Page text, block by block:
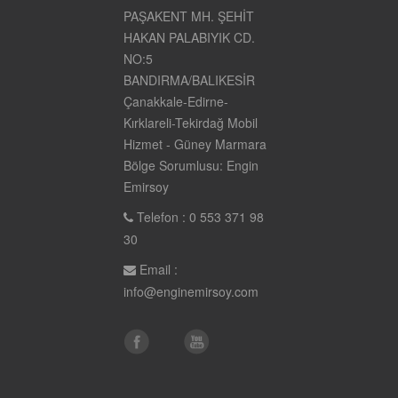
PAŞAKENT MH. ŞEHİT
HAKAN PALABIYIK CD.
NO:5
BANDIRMA/BALIKESİR
Çanakkale-Edirne-
Kırklareli-Tekirdağ Mobil
Hizmet - Güney Marmara
Bölge Sorumlusu: Engin
Emirsoy
Telefon : 0 553 371 98
30
Email :
info@enginemirsoy.com